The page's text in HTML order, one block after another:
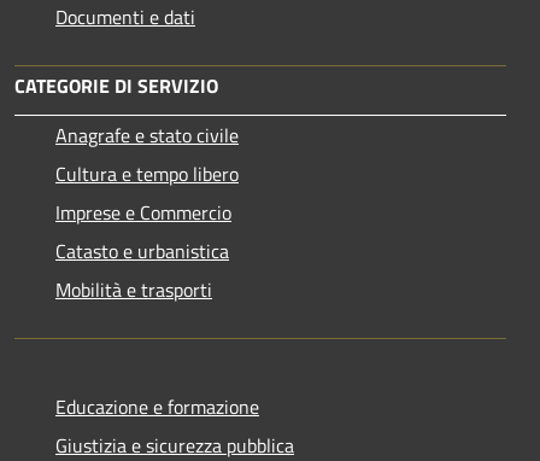
Documenti e dati
CATEGORIE DI SERVIZIO
Anagrafe e stato civile
Cultura e tempo libero
Imprese e Commercio
Catasto e urbanistica
Mobilità e trasporti
Educazione e formazione
Giustizia e sicurezza pubblica